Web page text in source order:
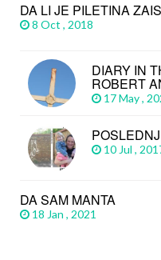
DA LI JE PILETINA
8 Oct , 2018
DIARY IN
ROBERT
17 May ,
10 Jul ,
DA SAM MANTA
18 Jan , 2021